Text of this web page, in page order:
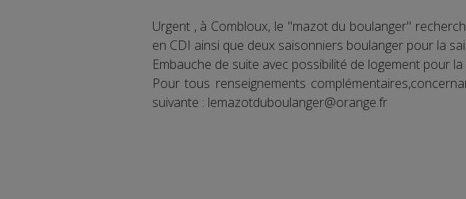
Urgent , à Combloux, le "mazot du boulanger"
en CDI ainsi que deux saisonniers boulanger pour la
Embauche de suite avec possibilité de logement pour la
Pour tous renseignements
suivante : lemazotduboulanger@orange.fr